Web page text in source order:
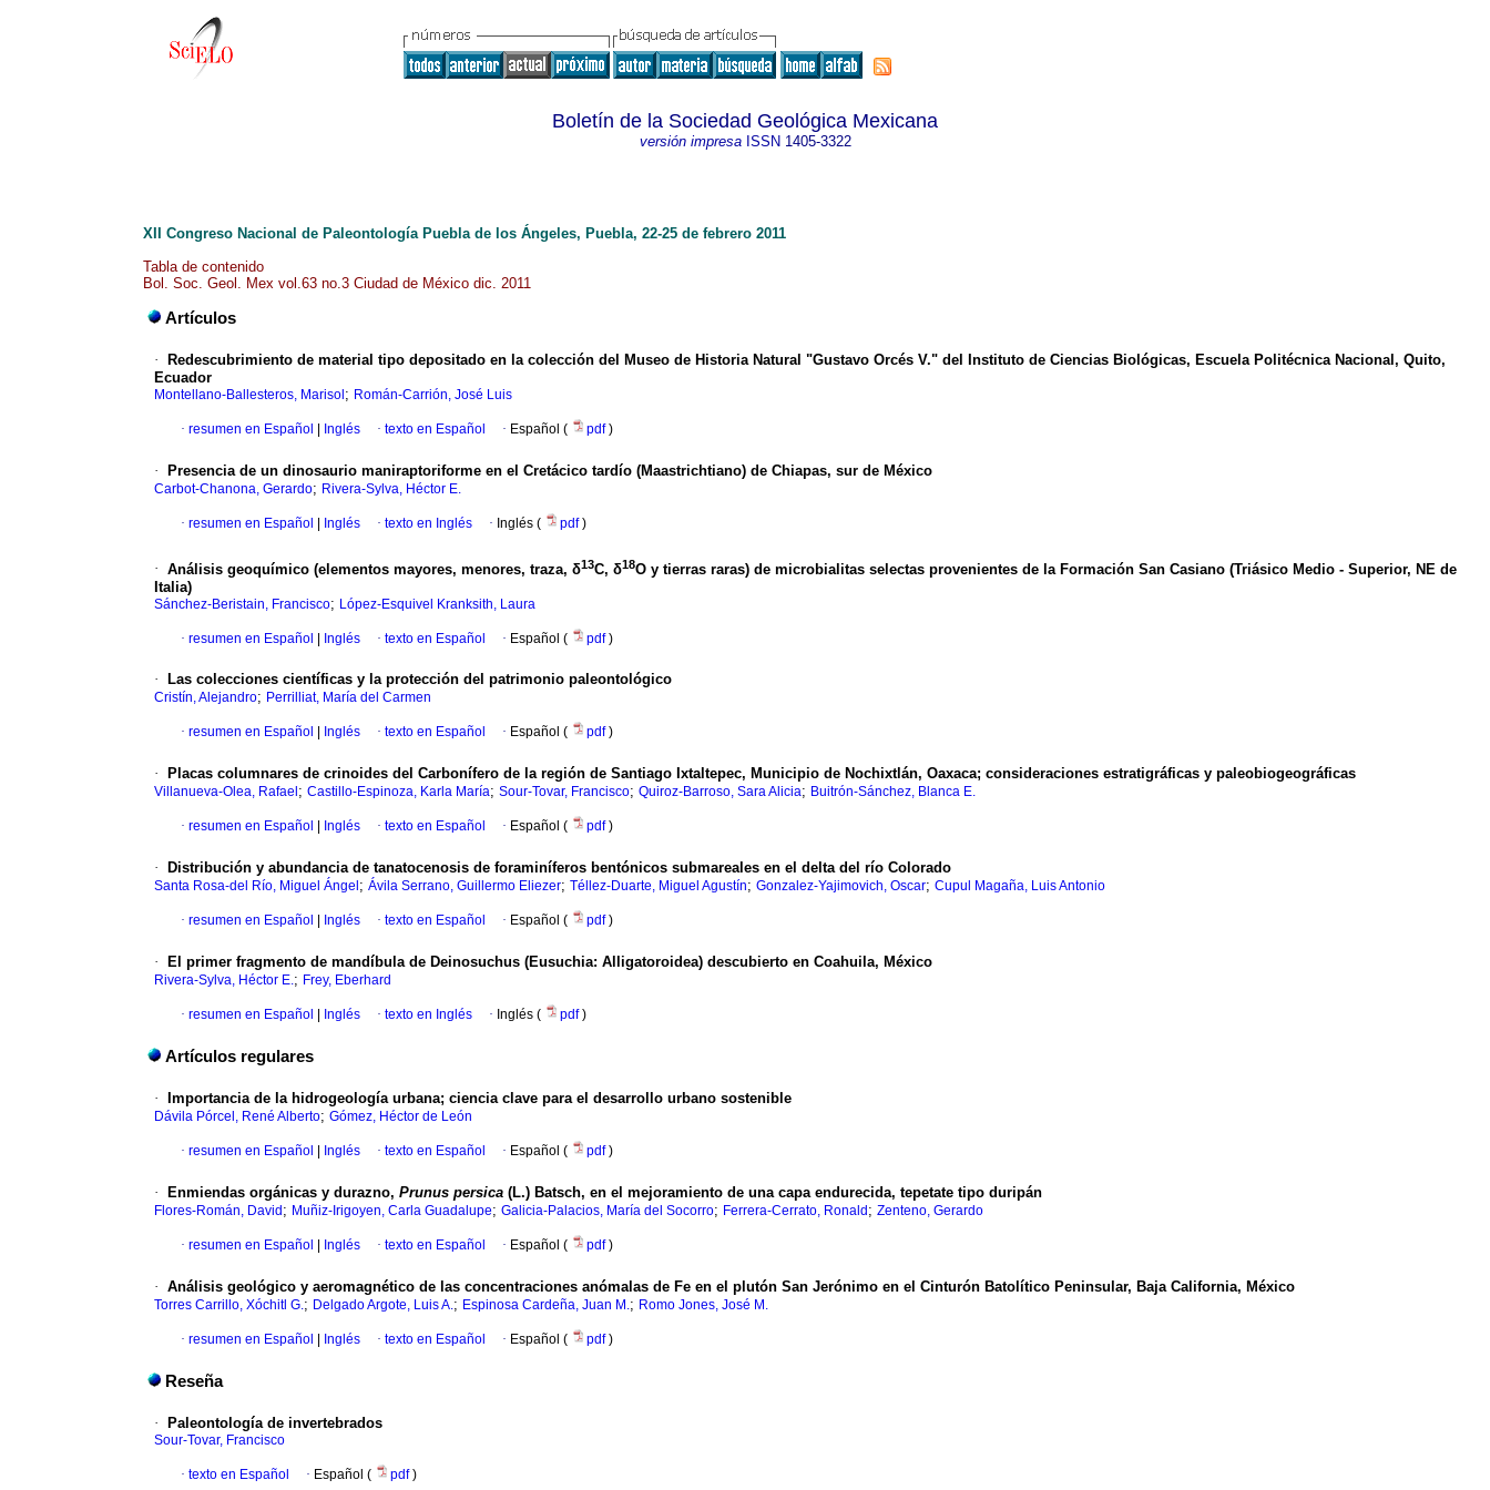
Boletín de la Sociedad Geológica Mexicana
versión impresaISSN 1405-3322
XII Congreso Nacional de Paleontología Puebla de los Ángeles, Puebla, 22-25 de febrero 2011
Tabla de contenido
Bol. Soc. Geol. Mex vol.63 no.3 Ciudad de México dic. 2011
Artículos
·
Redescubrimiento de material tipo depositado en la colección del Museo de Historia Natural "Gustavo Orcés V." del Instituto de Ciencias Biológicas, Escuela Politécnica Nacional, Quito,
Ecuador
Montellano-Ballesteros, Marisol ; Román-Carrión, José Luis
· resumen en Español Inglés · texto en Español · Español ( pdf)
· Presencia de un dinosaurio maniraptoriforme en el Cretácico tardío (Maastrichtiano) de Chiapas, sur de México
Carbot-Chanona, Gerardo; Rivera-Sylva, Héctor E.
· resumen en Español Inglés · texto en Inglés · Inglés ( pdf)
· Análisis geoquímico (elementos mayores, menores, traza, δ13C, δ18O y tierras raras) de microbialitas selectas provenientes de la Formación San Casiano (Triásico Medio - Superior, NE de
Italia)
Sánchez-Beristain, Francisco; López-Esquivel Kranksith, Laura
· resumen en Español | Inglés · texto en Español · Español ( pdf)
· Las colecciones científicas y la protección del patrimonio paleontológico
Cristín, Alejandro; Perrilliat, María del Carmen
· resumen en Español Inglés · texto en Español · Español ( pdf)
· Placas columnares de crinoides del Carbonífero de la región de Santiago Ixtaltepec, Municipio de Nochixtlán, Oaxaca; consideraciones estratigráficas y paleobiogeográficas
Villanueva-Olea, Rafael ; Castillo-Espinoza, Karla María; Sour-Tovar, Francisco; Quiroz-Barroso, Sara Alicia; Buitrón-Sánchez, Blanca E.
· resumen en Español Inglés · texto en Español · Español ( pdf)
· Distribución y abundancia de tanatocenosis de foraminíferos bentónicos submareales en el delta del río Colorado
Santa Rosa-del Río, Miguel Ángel ; Ávila Serrano, Guillermo Eliezer; Téllez-Duarte, Miguel Agustín; Gonzalez-Yajimovich, Oscar; Cupul Magaña, Luis Antonio
· resumen en Español Inglés · texto en Español · Español ( pdf)
· El primer fragmento de mandíbula de Deinosuchus (Eusuchia: Alligatoroidea) descubierto en Coahuila, México
Rivera-Sylva, Héctor E.; Frey, Eberhard
· resumen en Español Inglés · texto en Inglés · Inglés ( pdf)
Artículos regulares
· Importancia de la hidrogeología urbana; ciencia clave para el desarrollo urbano sostenible
Dávila Pórcel, René Alberto; Gómez, Héctor de León
· resumen en Español Inglés · texto en Español · Español ( pdf)
· Enmiendas orgánicas y durazno, Prunus persica (L.) Batsch, en el mejoramiento de una capa endurecida, tepetate tipo duripán
Flores-Román, David ; Muñiz-Irigoyen, Carla Guadalupe; Galicia-Palacios, María del Socorro; Ferrera-Cerrato, Ronald ; Zenteno, Gerardo
· resumen en Español Inglés · texto en Español · Español ( pdf)
· Análisis geológico y aeromagnético de las concentraciones anómalas de Fe en el plutón San Jerónimo en el Cinturón Batolítico Peninsular, Baja California, México
Torres Carrillo, Xóchitl G.; Delgado Argote, Luis A.; Espinosa Cardeña, Juan M.; Romo Jones, José M.
· resumen en Español Inglés · texto en Español · Español ( pdf)
Reseña
· Paleontología de invertebrados
Sour-Tovar, Francisco
· texto en Español · Español ( pdf)